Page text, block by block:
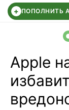
+ ПОПОЛНИТЬ
СБЕР
Apple